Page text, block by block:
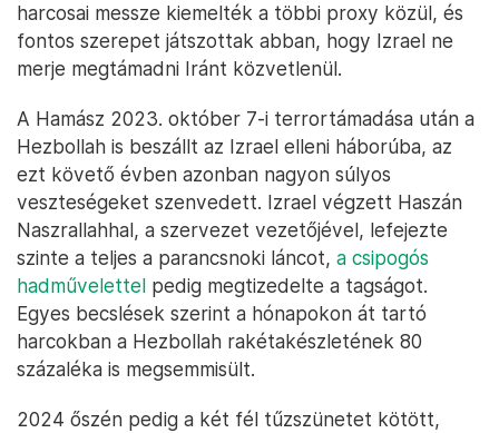
harcosai messze kiemelték a többi proxy közül, és
fontos szerepet játszottak abban, hogy Izrael ne
merje megtámadni Iránt közvetlenül.
A Hamász 2023. október 7-i terrortámadása után a
Hezbollah is beszállt az Izrael elleni háborúba, az
ezt követő évben azonban nagyon súlyos
veszteségeket szenvedett. Izrael végzett Haszán
Naszrallahhal, a szervezet vezetőjével, lefejezte
szinte a teljes a parancsnoki láncot, a csipogós
hadművelettel pedig megtizedelte a tagságot.
Egyes becslések szerint a hónapokon át tartó
harcokban a Hezbollah rakétakészletének 80
százaléka is megsemmisült.
2024 őszén pedig a két fél tűzszünetet kötött,